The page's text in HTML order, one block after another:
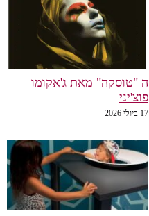
ה "טוסקה" מאת ג'אקומו
פוצ'יני
17 ביולי 2026